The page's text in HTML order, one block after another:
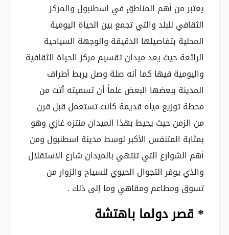
يعتبر من أهم المناطق في اسطنبول والمركز
الثقافي للبلد والتي تجمع بين الحياة اليومية
المحلية بتفاصيلها الدقيقة والوجهة السياحية
الرائعة حيث يعد ميدان تقسيم مركز الحياة الثقافية
واليومية فيها كما أنه صلة وصل يربط أطراف
المدينة ببعضها البعض علماً أن تسميته أتت من
محطة توزيع مياه قديمة كانت تستعمل قبل قرن
من الزمن حيث يحيط بهذا الميدان منتزه غازي وهو
بمثابة المتنفس الأكبر لوسط مدينة اسطنبول ومن
أهم الشوارع التي تنتهي بالميدان شارع الاستقلال
والذي يوفر التجوال الحيوي للسياح والزوار من
تسوق ومطاعم ومقاهي وما إلى ذلك .
* قصر دولما باهتشة